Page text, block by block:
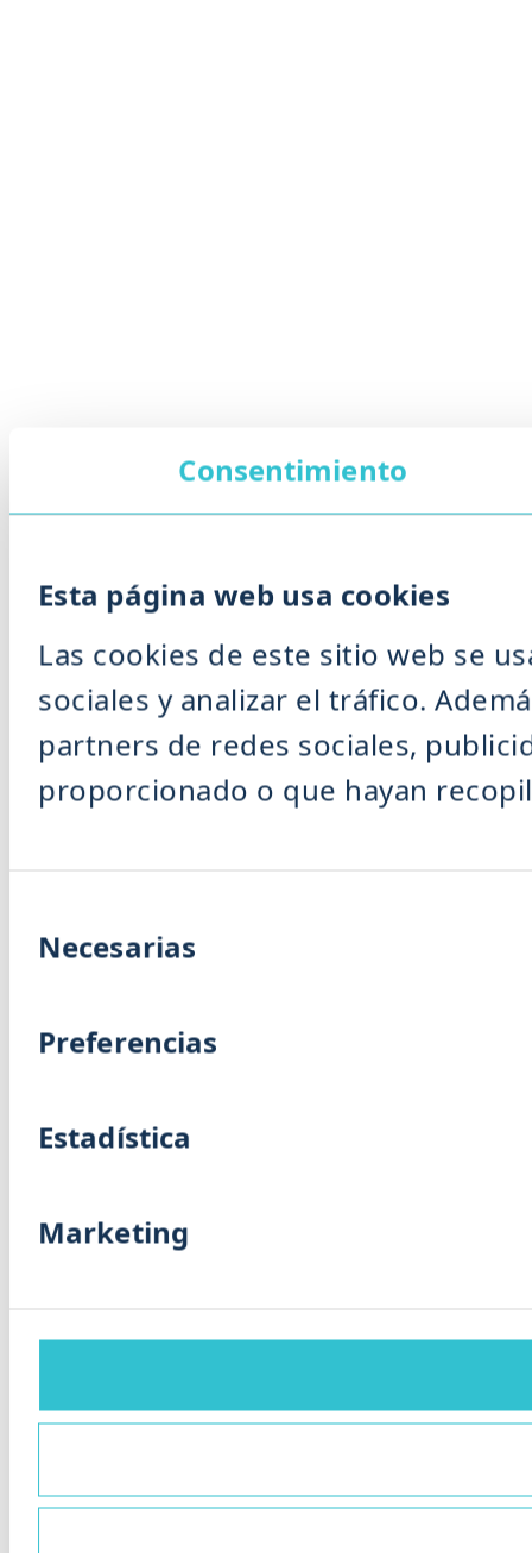
Consentimiento
Esta página web usa cookies
Las cookies de este sitio web se
sociales y analizar el tráfico.
partners de redes sociales,
proporcionado o que hayan
de
consentimiento
Necesarias
Preferencias
Estadística
Marketing